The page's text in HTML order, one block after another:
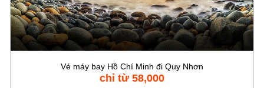
Vé máy bay Hồ Chí Minh đi Quy Nhơn
chỉ từ 58,000